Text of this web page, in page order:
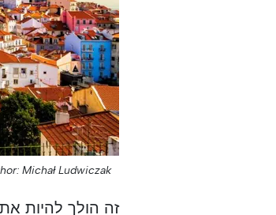
Michał Ludwiczak;
זה הולך להיות